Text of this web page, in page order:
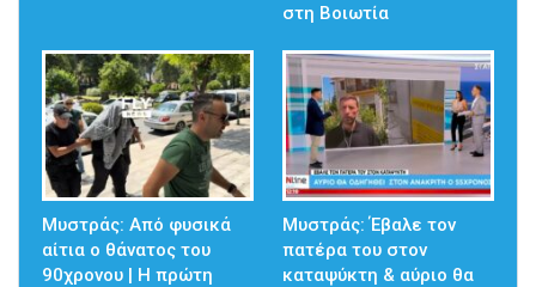
στη Βοιωτία
Μυστράς: Από φυσικά
αίτια ο θάνατος του
90χρονου | Η πρώτη
Μυστράς: Έβαλε τον
πατέρα του στον
καταψύκτη & αύριο θα